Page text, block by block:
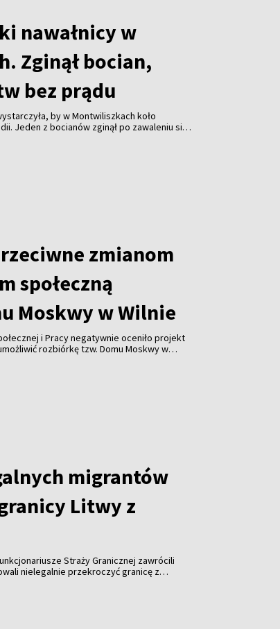
nawałnicy w
Zginął bocian,
bez prądu
by w Montwiliszkach koło
Jeden z bocianów zginął po zawaleniu się
zmianom
społeczną
Moskwy w Wilnie
i Pracy negatywnie oceniło projekt
rozbiórkę tzw. Domu Moskwy w
migrantów
Litwy z
Straży Granicznej zawrócili
nielegalnie przekroczyć granicę z